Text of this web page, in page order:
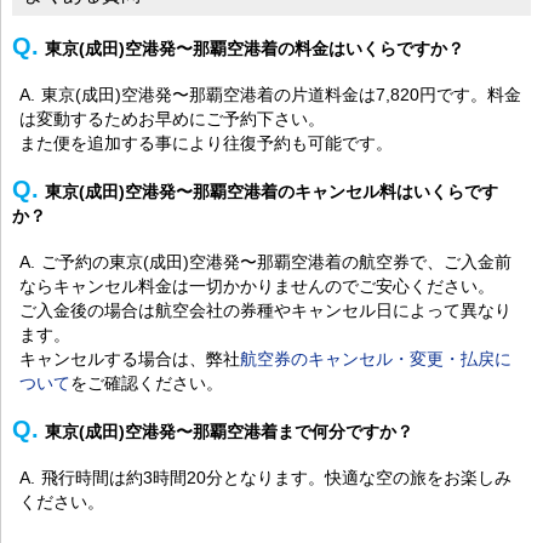
東京(成田)空港発〜那覇空港着の料金はいくらですか？
東京(成田)空港発〜那覇空港着の片道料金は7,820円です。料金
は変動するためお早めにご予約下さい。
また便を追加する事により往復予約も可能です。
東京(成田)空港発〜那覇空港着のキャンセル料はいくらです
か？
ご予約の東京(成田)空港発〜那覇空港着の航空券で、ご入金前
ならキャンセル料金は一切かかりませんのでご安心ください。
ご入金後の場合は航空会社の券種やキャンセル日によって異なり
ます。
キャンセルする場合は、弊社航空券のキャンセル・変更・払戻に
ついてをご確認ください。
東京(成田)空港発〜那覇空港着まで何分ですか？
飛行時間は約3時間20分となります。快適な空の旅をお楽しみ
ください。